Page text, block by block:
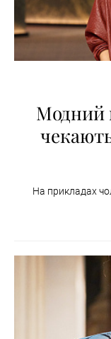
Модний
На прикладах